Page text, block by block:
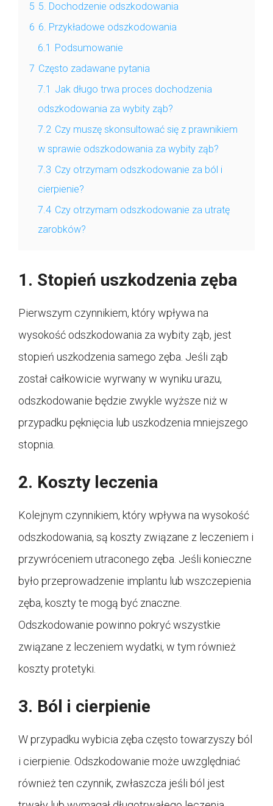
5 5. Dochodzenie odszkodowania
6 6. Przykładowe odszkodowania
6.1
Podsumowanie
7 Często zadawane pytania
7.1
Jak długo trwa proces dochodzenia
odszkodowania za wybity ząb?
7.2 Czy muszę skonsultować się z prawnikiem
w sprawie odszkodowania za wybity ząb?
7.3 Czy otrzymam odszkodowanie za ból i
cierpienie?
7.4 Czy otrzymam odszkodowanie za utratę
zarobków?
1. Stopień uszkodzenia zęba
Pierwszym czynnikiem, który wpływa na
wysokość odszkodowania za wybity ząb, jest
stopień uszkodzenia samego zęba. Jeśli ząb
został całkowicie wyrwany w wyniku urazu,
odszkodowanie będzie zwykle wyższe niż w
przypadku pęknięcia lub uszkodzenia mniejszego
stopnia.
2. Koszty leczenia
Kolejnym czynnikiem, który wpływa na wysokość
odszkodowania, są koszty związane z leczeniem i
przywróceniem utraconego zęba. Jeśli konieczne
było przeprowadzenie implantu lub wszczepienia
zęba, koszty te mogą być znaczne.
Odszkodowanie powinno pokryć wszystkie
związane z leczeniem wydatki, w tym również
koszty protetyki.
3. Ból i cierpienie
W przypadku wybicia zęba często towarzyszy ból
i cierpienie. Odszkodowanie może uwzględniać
również ten czynnik, zwłaszcza jeśli ból jest